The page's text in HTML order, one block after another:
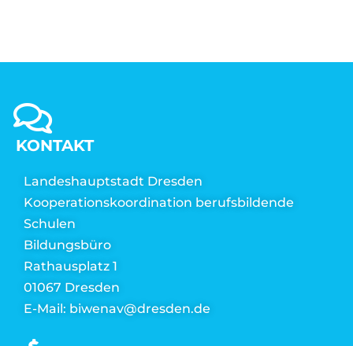
KONTAKT
Landeshauptstadt Dresden
Kooperationskoordination berufsbildende
Schulen
Bildungsbüro
Rathausplatz 1
01067 Dresden
E-Mail: biwenav@dresden.de